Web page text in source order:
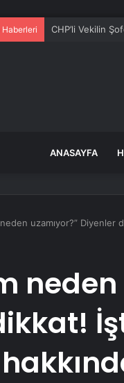
CHP’li Vekilin
ANASAYFA
uzamıyor?”
neden